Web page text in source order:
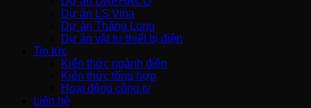
Dự án LS Vina
Dự án Thăng Long
Dự án vật tư thiết bị điện
Tin tức
Kiến thức ngành điện
Kiến thức tổng hợp
Hoạt động công ty
Liên hệ